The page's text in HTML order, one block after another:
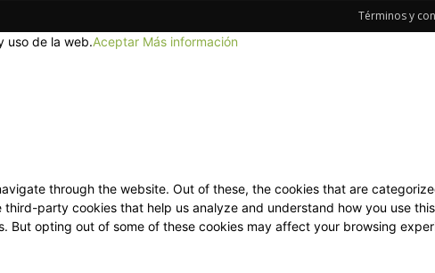
Términos y
uso de la web.Aceptar Más información
through the website. Out of these, the cookies that are
party cookies that help us analyze and understand how you use
But opting out of some of these cookies may affect your browsing